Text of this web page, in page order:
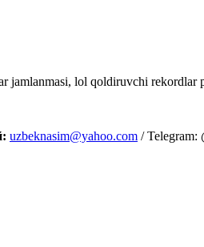
jamlanmasi, lol qoldiruvchi rekordlar
uzbeknasim@yahoo.com / Telegram: